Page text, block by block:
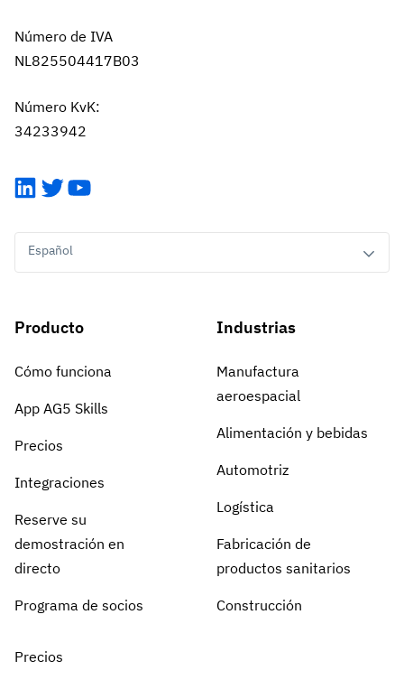
Número de IVA
NL825504417B03
Número KvK:
34233942
LinkedIn
TwitterYouTube
Español
Producto
Cómo funciona
App AG5 Skills
Precios
Integraciones
Reserve su
demostración en
directo
Programa de socios
Precios
Industrias
Manufactura
aeroespacial
Alimentación y bebidas
Automotriz
Logística
Fabricación de
productos sanitarios
Construcción